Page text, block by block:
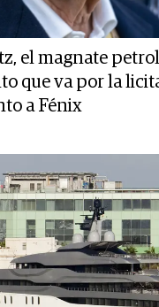
el magnate
que va por la
a Fénix